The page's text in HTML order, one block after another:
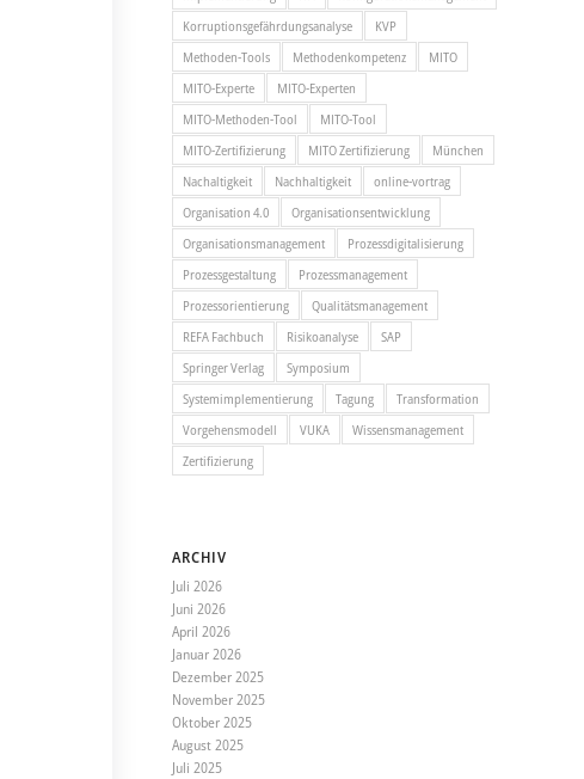
Korruptionsgefährdungsanalyse
KVP
Methoden-Tools
Methodenkompetenz
MITO
MITO-Experte
MITO-Experten
MITO-Methoden-Tool
MITO-Tool
MITO-Zertifizierung
MITO Zertifizierung
München
Nachaltigkeit
Nachhaltigkeit
online-vortrag
Organisation 4.0
Organisationsentwicklung
Organisationsmanagement
Prozessdigitalisierung
Prozessgestaltung
Prozessmanagement
Prozessorientierung
Qualitätsmanagement
REFA Fachbuch
Risikoanalyse
SAP
Springer Verlag
Symposium
Systemimplementierung
Tagung
Transformation
Vorgehensmodell
VUKA
Wissensmanagement
Zertifizierung
ARCHIV
Juli 2026
Juni 2026
April 2026
Januar 2026
Dezember 2025
November 2025
Oktober 2025
August 2025
Juli 2025